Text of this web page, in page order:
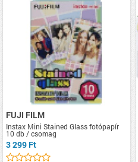
FUJI FILM
Instax Mini Stained Glass fotópapír
10 db / csomag
3 299 Ft